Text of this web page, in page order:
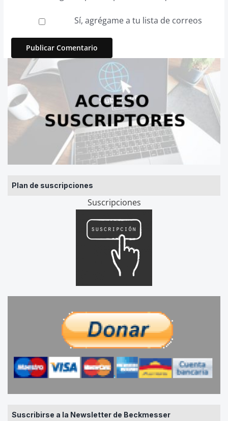
Plan de suscripciones
Suscripciones
Suscribirse a la Newsletter de Beckmesser
Sí, agrégame a tu lista de correos